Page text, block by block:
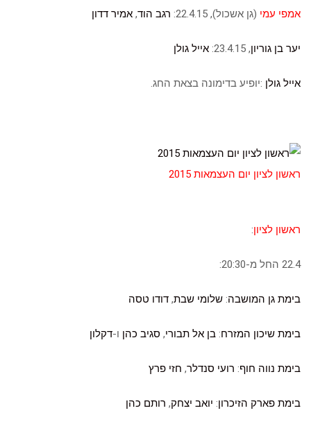
אמפי עמי (גן אשכול), 22.4.15: רגב הוד, אמיר דדון
יער בן גוריון, 23.4.15: אייל גולן
אייל גולן :יופיע בדימונה בצאת החג.
ראשון לציון יום העצמאות 2015
ראשון לציון:
22.4 החל מ-20:30:
בימת גן המושבה: שלומי שבת, דודו טסה
בימת שיכון המזרח: בן אל תבורי, סגיב כהן ו-דקלון
בימת נווה חוף: רועי סנדלר, חזי פרץ
בימת פארק הזיכרון: יואב יצחק, רותם כהן